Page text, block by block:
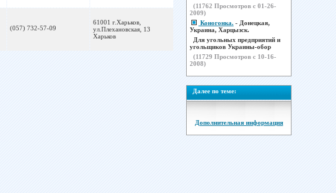
(057) 732-57-09
61001 г.Харьков,
ул.Плехановская, 13
Харьков
(11762 Просмотров с 01-26-
2009)
Коногонка. - Донецкая,
Украина, Харцызск.
Для угольных предприятий и
угольщиков Украины-обор
(11729 Просмотров с 10-16-
2008)
Далее по теме:
Дополнительная информация